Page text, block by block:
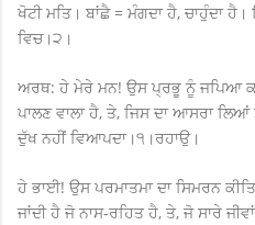
ਖੋਟੀ ਮਤਿ। ਬਾਂਛੈ = ਮੰਗਦਾ ਹੈ, ਚਾਹੁੰਦਾ
ਵਿਚ।੨।
ਅਰਥ: ਹੇ ਮੇਰੇ ਮਨ! ਉਸ ਪ੍ਰਭੂ ਨੂੰ ਜਪਿਆ
ਪਾਲਣ ਵਾਲਾ ਹੈ, ਤੇ, ਜਿਸ ਦਾ ਆਸਰਾ
ਦੁੱਖ ਨਹੀਂ ਵਿਆਪਦਾ।੧।ਰਹਾਉ।
ਹੇ ਭਾਈ! ਉਸ ਪਰਮਾਤਮਾ ਦਾ ਸਿਮਰਨ
ਜਾਂਦੀ ਹੈ ਜੋ ਨਾਸ-ਰਹਿਤ ਹੈ, ਤੇ, ਜੋ ਸਾਰੇ